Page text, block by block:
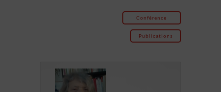
Conférence
Publications